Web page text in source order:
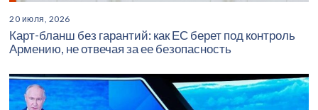
20 июля, 2026
Карт-бланш без гарантий: как ЕС берет под контроль
Армению, не отвечая за ее безопасность